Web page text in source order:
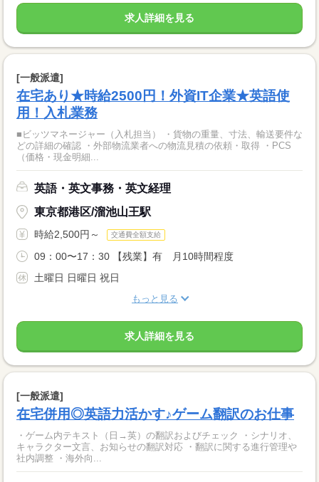
求人詳細を見る
[一般派遣]
在宅あり★時給2500円！外資IT企業★英語使
用！入札業務
■ビッツマネージャー（入札担当） ・貨物の重量、寸法、輸送要件な
どの詳細の確認 ・外部物流業者への物流見積の依頼・取得 ・PCS
（価格・現金明細...
英語・英文事務・英文経理
東京都港区/溜池山王駅
時給2,500円～ 交通費全額支給
09：00〜17：30 【残業】有 月10時間程度
土曜日 日曜日 祝日
もっと見る
求人詳細を見る
[一般派遣]
在宅併用◎英語力活かす♪ゲーム翻訳のお仕事
・ゲーム内テキスト（日→英）の翻訳およびチェック ・シナリオ、
キャラクター文言、お知らせの翻訳対応 ・翻訳に関する進行管理や
社内調整 ・海外向...